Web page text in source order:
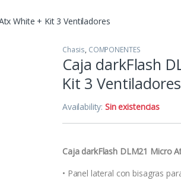
White + Kit 3 Ventiladores
Chasis, COMPONENTES
Caja darkFlash
Kit 3 Ventiladores
Availability:Sin existencias
Caja darkFlash DLM21 Micro
• Panel lateral con bisagras